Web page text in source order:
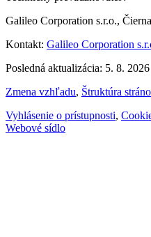
Galileo Corporation s.r.o.,
Kontakt: Galileo Corporation
Posledná aktualizácia: 5. 8. 2026
Zmena vzhľadu, Štruktúra
Vyhlásenie o prístupnosti,
Webové sídlo